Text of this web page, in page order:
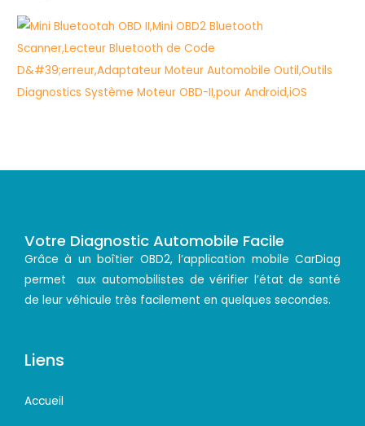
Votre Diagnostic Automobile Facile
Grâce à un boîtier OBD2, l’application mobile CarDiag
permet aux automobilistes de vérifier l’état de santé
de leur véhicule très facilement en quelques secondes.
Liens
Accueil